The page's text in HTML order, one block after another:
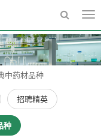
中药材品种
招聘精英
种